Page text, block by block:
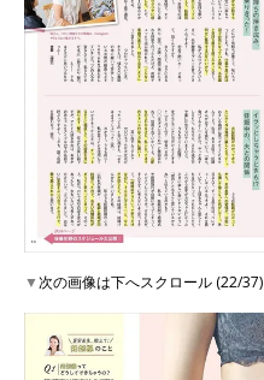
▼次の画像は下へスクロール (22/37)